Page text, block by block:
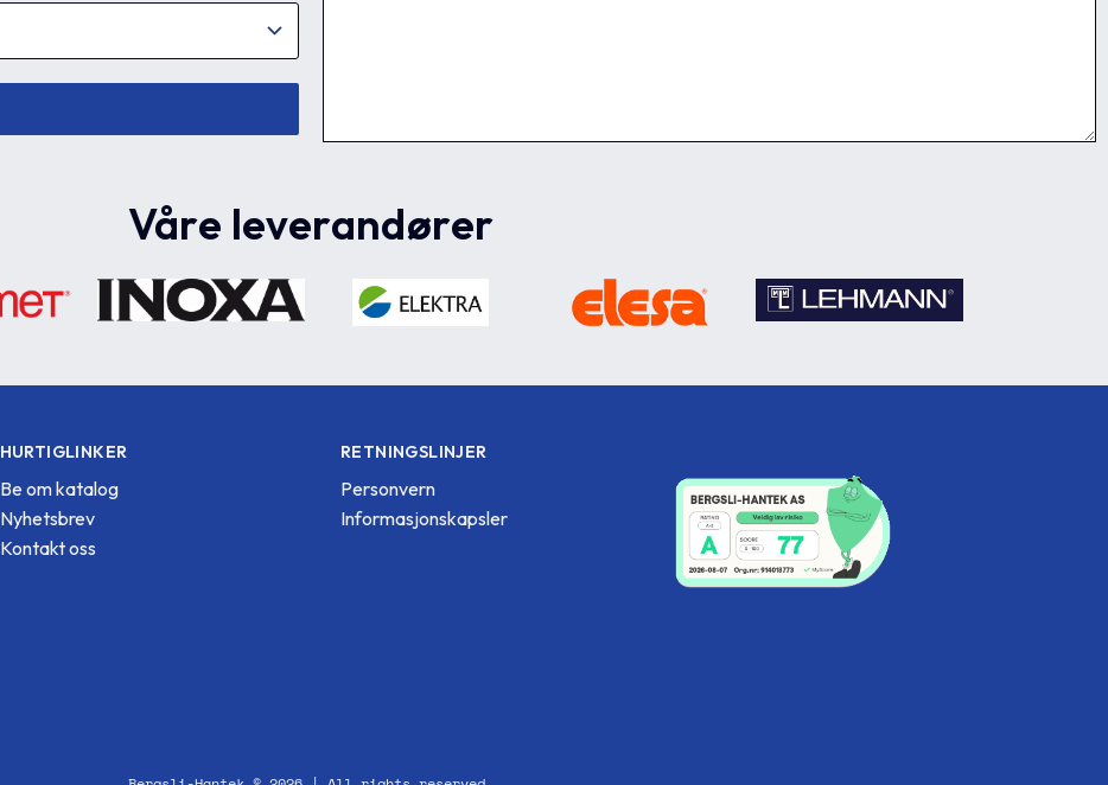
Våre leverandører
HURTIGLINKER
Be om katalog
Nyhetsbrev
Kontakt oss
RETNINGSLINJER
Personvern
Informasjonskapsler